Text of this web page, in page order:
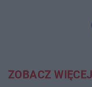
ZOBACZ WIĘCEJ